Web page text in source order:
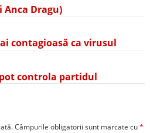
Anca Dragu)
contagioasă ca virusul
controla partidul
Câmpurile obligatorii sunt marcate cu*